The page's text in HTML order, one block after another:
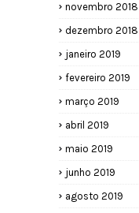
novembro 2018
dezembro 2018
janeiro 2019
fevereiro 2019
março 2019
abril 2019
maio 2019
junho 2019
agosto 2019